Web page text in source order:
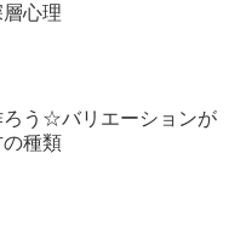
心理
ろう☆バリエーションが
の種類